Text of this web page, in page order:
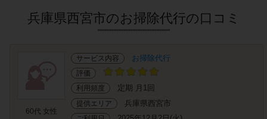
兵庫県西宮市のお掃除代行の口コミ
60代 女性
サービス内容 お掃除代行
評価
利用頻度
定期 月1回
提供エリア 兵庫県西宮市